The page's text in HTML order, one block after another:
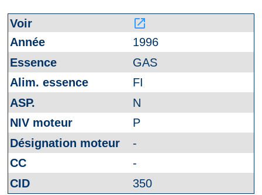
launch
1996
GAS
FI
N
P
-
-
350